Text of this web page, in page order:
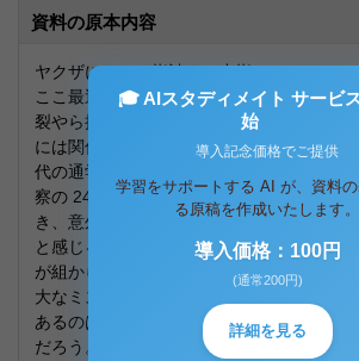
資料の原本内容
ヤクザにおける指詰めと小指について
ここ最近なにかとニュースでよく見るのが
裂やら抗争の話題だ。自分
には関係ない話だと思い高校までスルーし
代の通学途中にある建物が警
察の 24 時間監視体制にありいつも私服警
き、意外と身近な問題なのだ
と感じるようになってきた。そんなヤクザ
が組から抜けるときや何か重
大なミスをしたときには小指を切り落とす
あるのは知っている人は多い
だろう。しかしなぜ小指なのか、そして今
🎓 AIスタディメイト サービ
始
導入記念価格でご提供
学習をサポートする AI が、資料
る原稿を作成いたします。
導入価格：100円
(通常200円)
詳細を見る